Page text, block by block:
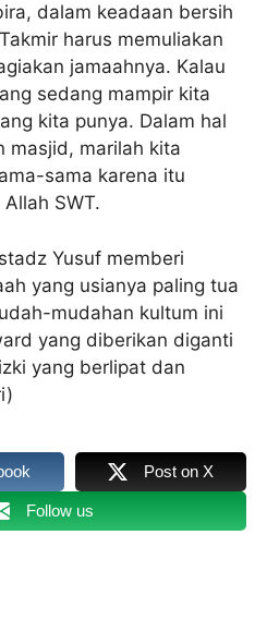
dalam keadaan bersih
harus memuliakan
jamaahnya. Kalau
sedang mampir kita
kita punya. Dalam hal
masjid, marilah kita
sama karena itu
SWT.
Yusuf memberi
yang usianya paling tua
mudahan kultum ini
yang diberikan diganti
yang berlipat dan
Post on X
Follow us